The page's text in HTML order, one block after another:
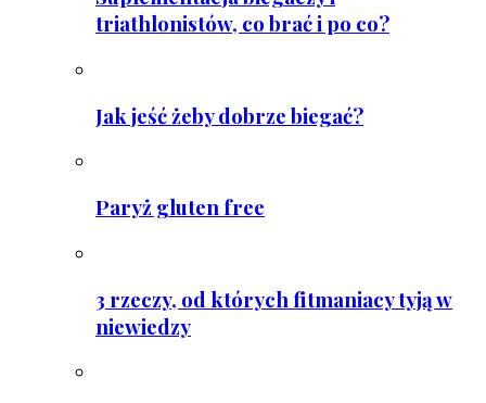
triathlonistów, co brać i po co?
Jak jeść żeby dobrze biegać?
Paryż gluten free
3 rzeczy, od których fitmaniacy tyją w
niewiedzy